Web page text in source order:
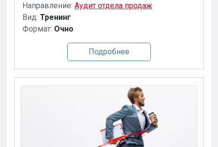
Направление: Аудит отдела продаж
Вид: Тренинг
Формат: Очно
Подробнее